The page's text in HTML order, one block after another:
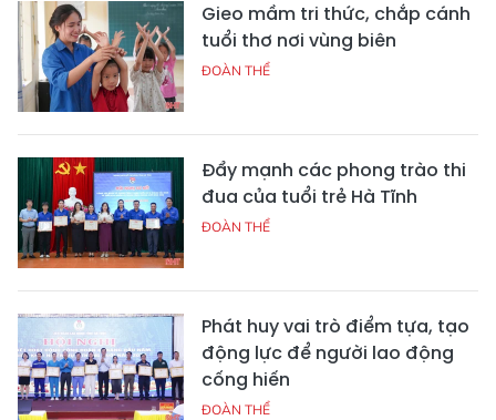
Gieo mầm tri thức, chắp cánh
tuổi thơ nơi vùng biên
ĐOÀN THỂ
Đẩy mạnh các phong trào thi
đua của tuổi trẻ Hà Tĩnh
ĐOÀN THỂ
Phát huy vai trò điểm tựa, tạo
động lực để người lao động
cống hiến
ĐOÀN THỂ